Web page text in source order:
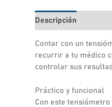
Descripción
Contar con un
recurrir a tu médico
controlar sus
Práctico y funcional
Con este